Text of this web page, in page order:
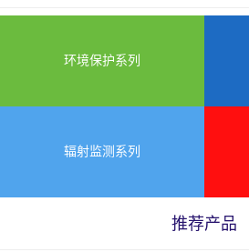
环境保护系列
辐射监测系列
推荐产品